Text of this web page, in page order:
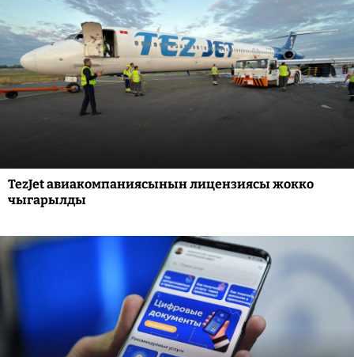
TezJet авиакомпаниясынын лицензиясы жокко
чыгарылды